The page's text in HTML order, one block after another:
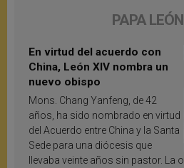
PAPA
En virtud del acuerdo con
China, León XIV nombra un
nuevo obispo
Mons. Chang Yanfeng, de 42
años, ha sido nombrado en virtud
del Acuerdo entre China y la Santa
Sede para una diócesis que
llevaba veinte años sin pastor. La